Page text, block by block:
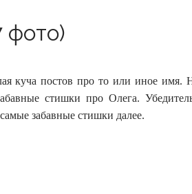
фото)
куча постов про то или иное имя.
стишки про Олега.
забавные стишки далее.